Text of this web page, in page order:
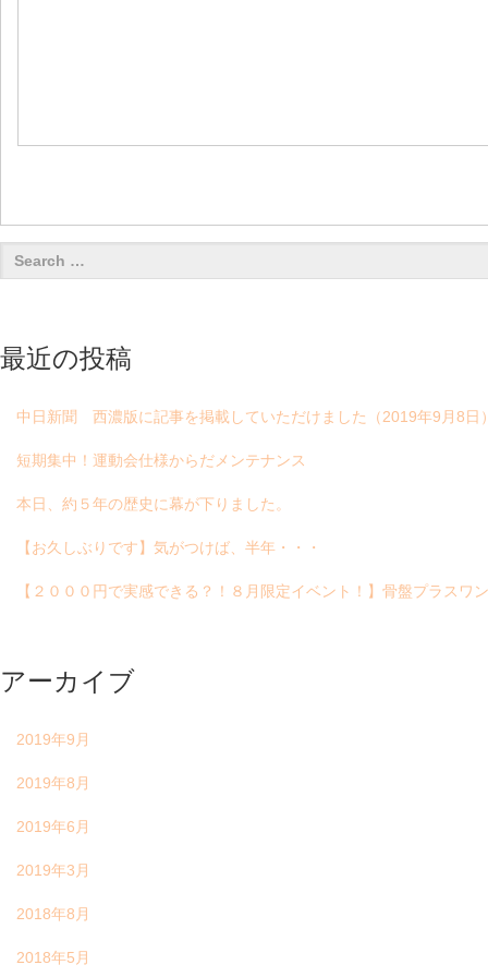
最近の投稿
中日新聞 西濃版に記事を掲載していただけました（2019年9月8日
短期集中！運動会仕様からだメンテナンス
本日、約５年の歴史に幕が下りました。
【お久しぶりです】気がつけば、半年・・・
【２０００円で実感できる？！８月限定イベント！】骨盤プラスワ
アーカイブ
2019年9月
2019年8月
2019年6月
2019年3月
2018年8月
2018年5月